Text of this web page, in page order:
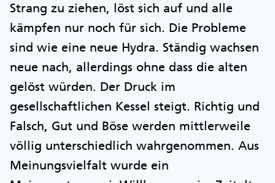
Strang zu ziehen, löst sich auf und alle
kämpfen nur noch für sich. Die Probleme
sind wie eine neue Hydra. Ständig wachsen
neue nach, allerdings ohne dass die alten
gelöst würden. Der Druck im
gesellschaftlichen Kessel steigt. Richtig und
Falsch, Gut und Böse werden mittlerweile
völlig unterschiedlich wahrgenommen. Aus
Meinungsvielfalt wurde ein